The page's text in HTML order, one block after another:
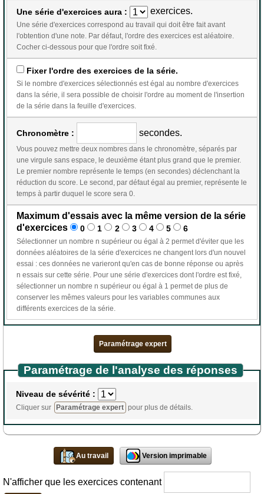
Une série d'exercices aura : exercices.
Une série d'exercices correspond au travail qui doit être fait avant
l'obtention d'une note. Par défaut, l'ordre des exercices est aléatoire.
Cocher ci-dessous pour que l'ordre soit fixé.
Fixer l'ordre des exercices de la série.
Si le nombre d'exercices sélectionnés est égal au nombre d'exercices
dans la série, il sera possible de choisir l'ordre au moment de l'insertion
de la série dans la feuille d'exercices.
Chronomètre : secondes.
Vous pouvez mettre deux nombres dans le chronomètre, séparés par
une virgule sans espace, le deuxième étant plus grand que le premier.
Le premier nombre représente le temps (en secondes) déclenchant la
réduction du score. Le second, par défaut égal au premier, représente le
temps à partir duquel le score sera 0.
Maximum d'essais avec la même version de la série
d'exercices
0 1 2 3 4 5 6
Sélectionner un nombre n supérieur ou égal à 2 permet d'éviter que les
données aléatoires de la série d'exercices ne changent lors d'un nouvel
essai : ces données ne varieront qu'en cas de bonne réponse ou après
n essais sur cette série. Pour une série d'exercices dont l'ordre est fixé,
sélectionner un nombre n supérieur ou égal à 1 permet de plus de
conserver les mêmes valeurs pour les variables communes aux
différents exercices de la série.
Paramétrage expert
Paramétrage de l'analyse des réponses
Niveau de sévérité :
Cliquer sur Paramétrage expert pour plus de détails.
Au travail Version imprimable
N'afficher que les exercices contenant